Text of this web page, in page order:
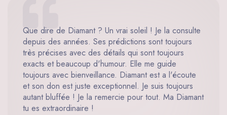
Que dire de Diamant ? Un vrai soleil ! Je la consulte
depuis des années. Ses prédictions sont toujours
très précises avec des détails qui sont toujours
exacts et beaucoup d'humour. Elle me guide
toujours avec bienveillance. Diamant est a l'écoute
et son don est juste exceptionnel. Je suis toujours
autant bluffée ! Je la remercie pour tout. Ma Diamant
tu es extraordinaire !